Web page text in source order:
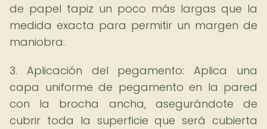
de papel tapiz un poco más largas que la
medida exacta para permitir un margen de
maniobra.
3. Aplicación del pegamento: Aplica una
capa uniforme de pegamento en la pared
con la brocha ancha, asegurándote de
cubrir toda la superficie que será cubierta